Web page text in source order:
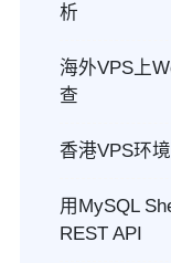
析
海外VPS上
查
香港VPS环
用MySQL
REST API